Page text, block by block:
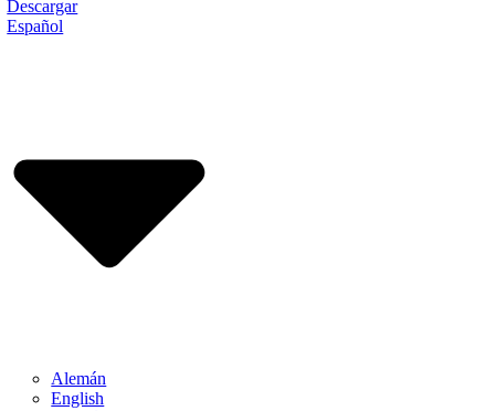
Descargar
Español
Alemán
English